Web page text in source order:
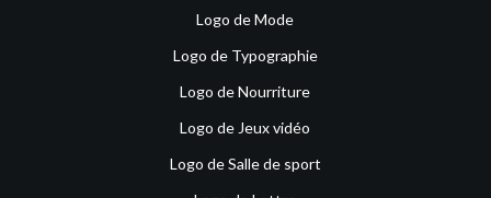
Logo de Mode
Logo de Typographie
Logo de Nourriture
Logo de Jeux vidéo
Logo de Salle de sport